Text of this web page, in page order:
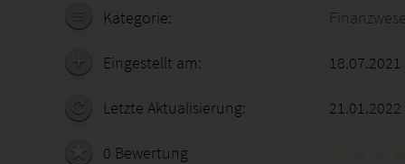
Kategorie:
Eingestellt am:
Letzte Aktualisierung: 21.01.2022
0 Bewertung